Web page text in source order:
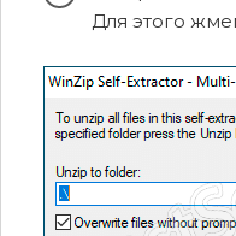
Для этого